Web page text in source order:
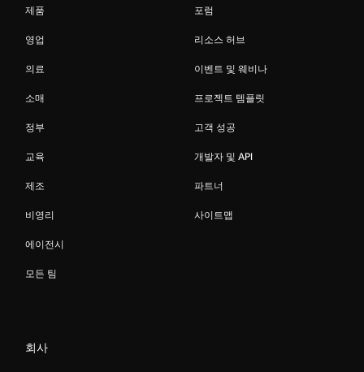
제품
영업
의료
소매
정부
교육
제조
비영리
에이전시
모든 팀
포럼
리소스 허브
이벤트 및 웨비나
프로젝트 템플릿
고객 성공
개발자 및 API
파트너
사이트맵
회사